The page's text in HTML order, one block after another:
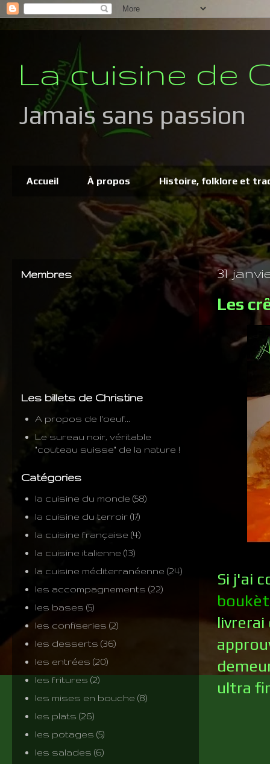
La cuisine de
Jamais sans passion
Accueil À propos Histoire, folklore et
31
Les
Si j'ai
livrerai
ultra
Membres
Les billets de Christine
A propos de l'oeuf...
Le sureau noir, véritable
"couteau suisse" de la nature !
Catégories
la cuisine du monde (58)
la cuisine du terroir (17)
la cuisine française (4)
la cuisine italienne (13)
la cuisine méditerranéenne (24)
les accompagnements (22)
les bases (5)
les confiseries (2)
les desserts (36)
les entrées (20)
les fritures (2)
les mises en bouche (8)
les plats (26)
les potages (5)
les salades (6)